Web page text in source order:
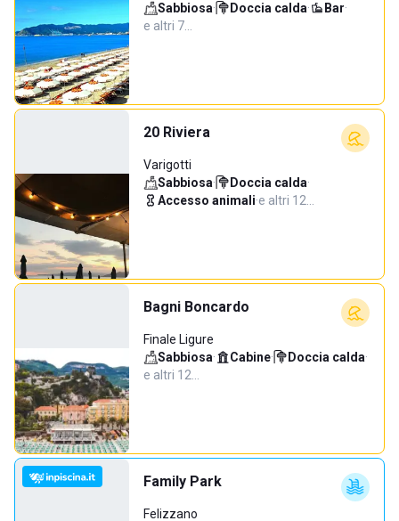
Sabbiosa· Doccia calda· Bar·
e altri 7…
20 Riviera
Varigotti
Sabbiosa· Doccia calda·
Accesso animali·e altri 12…
Bagni Boncardo
Finale Ligure
Sabbiosa· Cabine· Doccia calda·
e altri 12…
Family Park
Felizzano